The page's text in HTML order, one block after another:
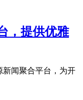
，提供优雅
新闻聚合平台，为开